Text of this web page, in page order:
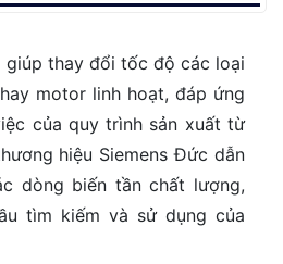
giúp thay đổi tốc độ các loại
motor linh hoạt, đáp ứng
của quy trình sản xuất từ
hiệu Siemens Đức dẫn
dòng biến tần chất lượng,
tìm kiếm và sử dụng của